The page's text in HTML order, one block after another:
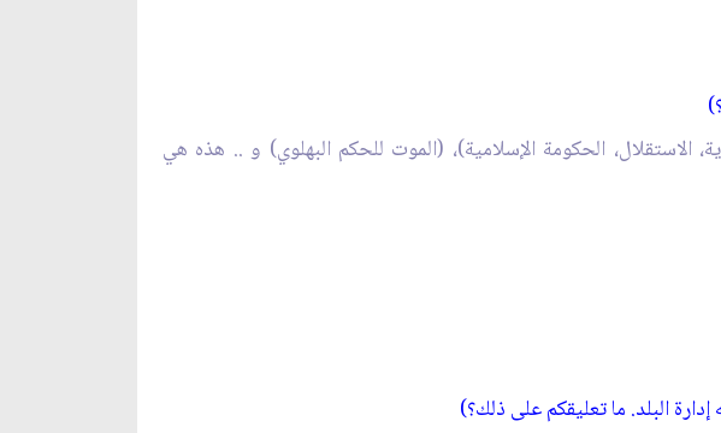
الاستقلال، الحكومة الإسلامية)، (الموت للحكم البهلوي) و .. هذه هي
البلد. ما تعليقكم على ذلك؟)